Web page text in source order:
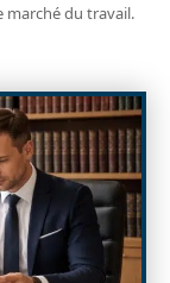
marché du travail.